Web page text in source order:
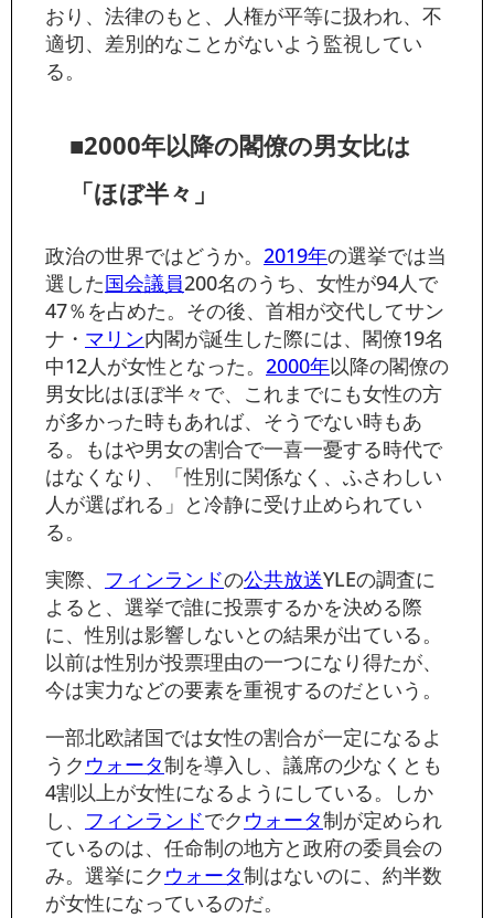
おり、法律のもと、人権が平等に扱われ、不
適切、差別的なことがないよう監視してい
る。
■2000年以降の閣僚の男女比は
「ほぼ半々」
政治の世界ではどうか。 2019年の選挙では当
選した国会議員200名のうち、女性が94人で
47％を占めた。その後、首相が交代してサン
ナ・ マリン内閣が誕生した際には、閣僚19名
中12人が女性となった。 2000年以降の閣僚の
男女比はほぼ半々で、これまでにも女性の方
が多かった時もあれば、そうでない時もあ
る。もはや男女の割合で一喜一憂する時代で
はなくなり、「性別に関係なく、ふさわしい
人が選ばれる」と冷静に受け止められてい
る。
実際、 フィンランドの公共放送YLEの調査に
よると、選挙で誰に投票するかを決める際
に、性別は影響しないとの結果が出ている。
以前は性別が投票理由の一つになり得たが、
今は実力などの要素を重視するのだという。
一部北欧諸国では女性の割合が一定になるよ
うク ウォータ制を導入し、議席の少なくとも
4割以上が女性になるようにしている。しか
し、 フィンランドでク ウォータ制が定められ
ているのは、任命制の地方と政府の委員会の
み。選挙にク ウォータ制はないのに、約半数
が女性になっているのだ。